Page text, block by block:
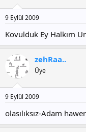
9 Eylül 2009
Kovulduk Ey Halkım
zehRaa..
Üye
9 Eylül 2009
olasılıksız-Adam hawer